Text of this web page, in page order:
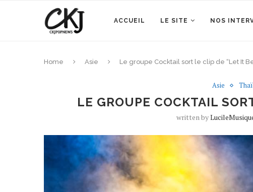
ACCUEIL LE SITE NOS
Home Asie Le groupe Cocktail sort le clip de “Let It
Asie
LE GROUPE COCKTAIL
written by